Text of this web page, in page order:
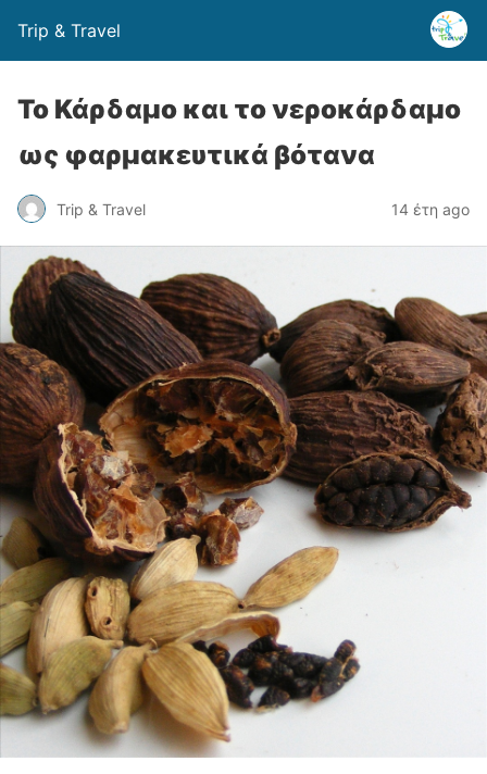
Trip & Travel
Το Κάρδαμο και το νεροκάρδαμο
ως φαρμακευτικά βότανα
Trip & Travel 14 έτη ago